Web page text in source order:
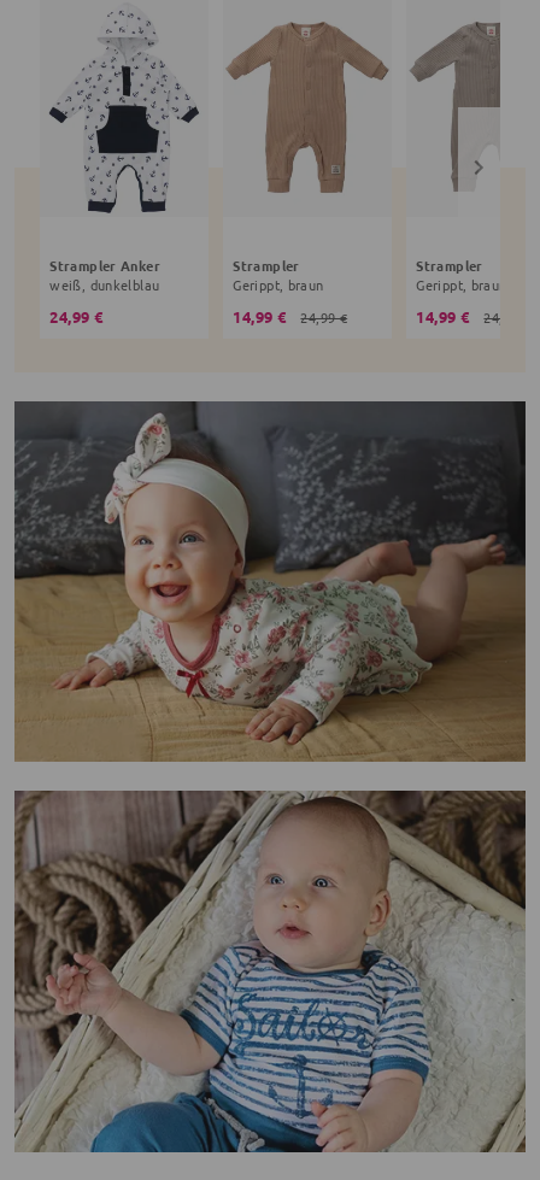
Strampler Anker
weiß, dunkelblau
24,99 €
Strampler
Gerippt, braun
14,99 € 24,99 €
Strampler
Gerippt, braun
14,99 € 24,99 €